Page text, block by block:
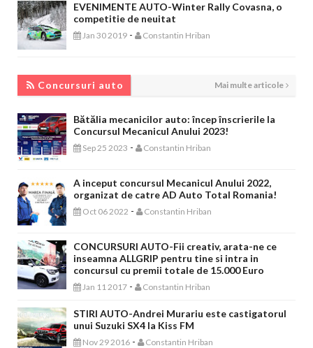
EVENIMENTE AUTO-Winter Rally Covasna, o
competitie de neuitat
Jan 30 2019 - Constantin Hriban
Concursuri auto Mai multe articole
Bătălia mecanicilor auto: încep înscrierile la
Concursul Mecanicul Anului 2023!
Sep 25 2023 - Constantin Hriban
A inceput concursul Mecanicul Anului 2022,
organizat de catre AD Auto Total Romania!
Oct 06 2022 - Constantin Hriban
CONCURSURI AUTO-Fii creativ, arata-ne ce
inseamna ALLGRIP pentru tine si intra in
concursul cu premii totale de 15.000 Euro
Jan 11 2017 - Constantin Hriban
STIRI AUTO-Andrei Murariu este castigatorul
unui Suzuki SX4 la Kiss FM
Nov 29 2016 - Constantin Hriban